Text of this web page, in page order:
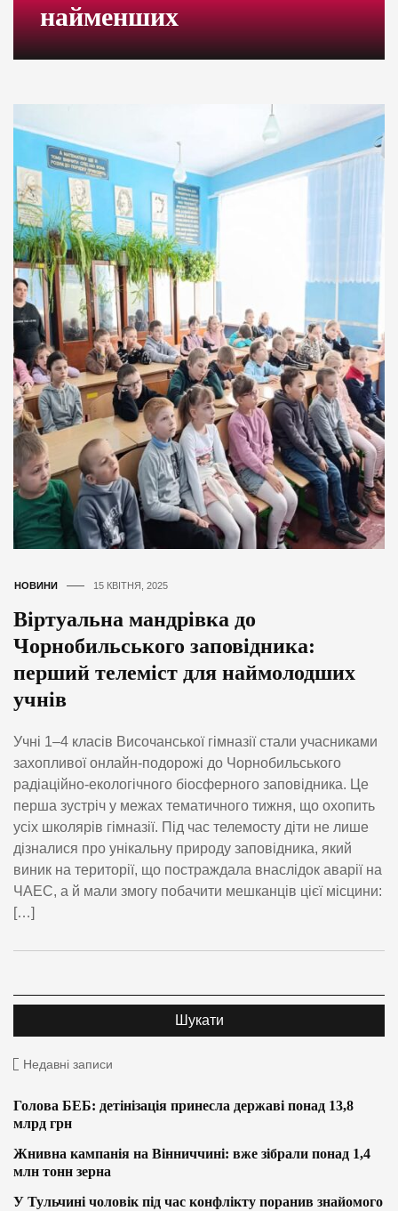
найменших
НОВИНИ 15 КВІТНЯ, 2025
Віртуальна мандрівка до
Чорнобильського заповідника:
перший телеміст для наймолодших
учнів
Учні 1–4 класів Височанської гімназії стали учасниками
захопливої онлайн-подорожі до Чорнобильського
радіаційно-екологічного біосферного заповідника. Це
перша зустріч у межах тематичного тижня, що охопить
усіх школярів гімназії. Під час телемосту діти не лише
дізналися про унікальну природу заповідника, який
виник на території, що постраждала внаслідок аварії на
ЧАЕС, а й мали змогу побачити мешканців цієї місцини:
[…]
Недавні записи
Голова БЕБ: детінізація принесла державі понад 13,8
млрд грн
Жнивна кампанія на Вінниччині: вже зібрали понад 1,4
млн тонн зерна
У Тульчині чоловік під час конфлікту поранив знайомого